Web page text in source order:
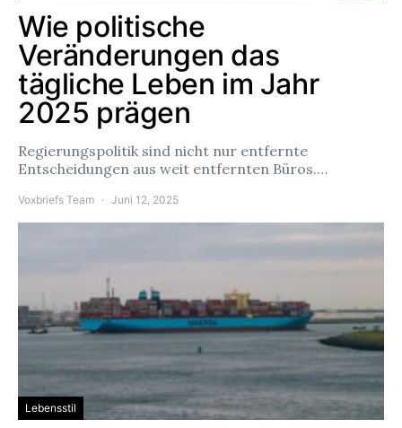
Wie politische
Veränderungen das
tägliche Leben im Jahr
2025 prägen
Regierungspolitik sind nicht nur entfernte
Entscheidungen aus weit entfernten Büros.…
Voxbriefs Team Juni 12, 2025
Lebensstil